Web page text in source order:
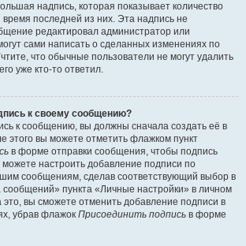
надпись, которая показывает количество
время последней из них. Эта надпись не
редактировал администратор или
сами написать о сделанных изменениях по
что обычные пользователи не могут удалить
уже кто-то ответил.
к своему сообщению?
к сообщению, вы должны сначала создать её в
этого вы можете отметить флажком пункт
в форме отправки сообщения, чтобы подпись
настроить добавление подписи по
сообщениям, сделав соответствующий выбор в
пункта «Личные настройки» в личном
вы сможете отменить добавление подписи в
убрав флажок Присоединить подпись в форме